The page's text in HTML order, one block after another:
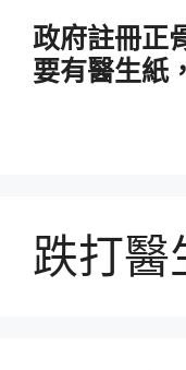
政府註冊正
要有醫生紙
跌打醫